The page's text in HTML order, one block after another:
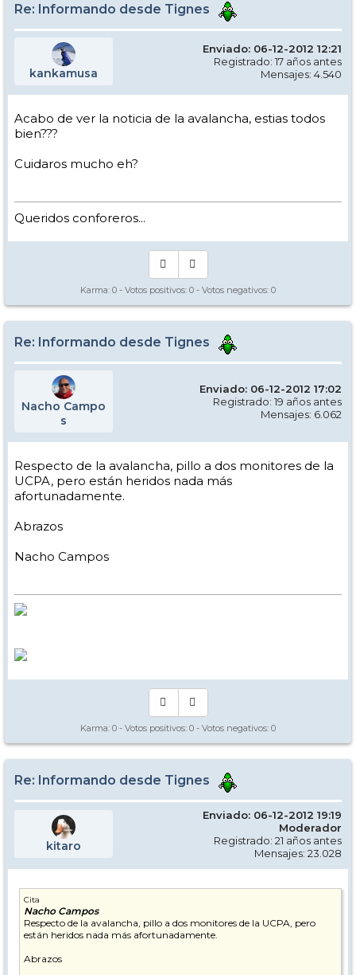
Re: Informando desde Tignes
kankamusa
Enviado: 06-12-2012 12:21
Registrado: 17 años antes
Mensajes: 4.540
Acabo de ver la noticia de la avalancha, estias todos
bien???
Cuidaros mucho eh?
Queridos conforeros...
Karma: 0 - Votos positivos: 0 - Votos negativos: 0
Re: Informando desde Tignes
Nacho Campo
s
Enviado: 06-12-2012 17:02
Registrado: 19 años antes
Mensajes: 6.062
Respecto de la avalancha, pillo a dos monitores de la
UCPA, pero están heridos nada más
afortunadamente.
Abrazos
Nacho Campos
Karma: 0 - Votos positivos: 0 - Votos negativos: 0
Re: Informando desde Tignes
kitaro
Enviado: 06-12-2012 19:19
Moderador
Registrado: 21 años antes
Mensajes: 23.028
Cita
Nacho Campos
Respecto de la avalancha, pillo a dos monitores de la UCPA, pero
están heridos nada más afortunadamente.
Abrazos